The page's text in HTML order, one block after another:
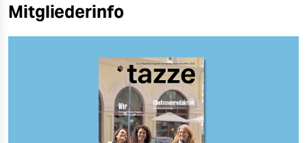
Mitgliederinfo